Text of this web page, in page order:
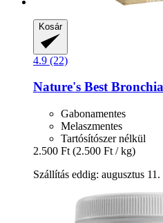
Kosár
4.9 (22)
Nature's Best
Gabonamentes
Melaszmentes
Tartósítószer nélkül
2.500 Ft (2.500 Ft / kg)
Szállítás eddig: augusztus 11.